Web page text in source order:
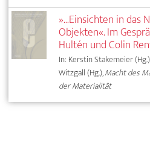
»...Einsichten in das
Objekten«. Im
Hultén und Colin
In: Kerstin Stakemeier
Witzgall (Hg.),Macht des
der Materialität